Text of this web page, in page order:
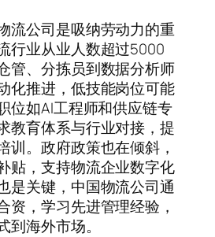
流公司是吸纳劳动力的重
行业从业人数超过5000
管、分拣员到数据分析师
化推进，低技能岗位可能
位如AI工程师和供应链专
教育体系与行业对接，提
训。政府政策也在倾斜，
贴，支持物流企业数字化
是关键，中国物流公司通
资，学习先进管理经验，
到海外市场。